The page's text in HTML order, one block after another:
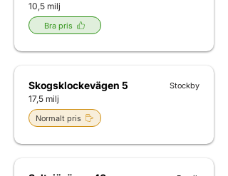
10,5 milj
Bra pris
Skogsklockevägen 5
17,5 milj
Normalt pris
Stockby